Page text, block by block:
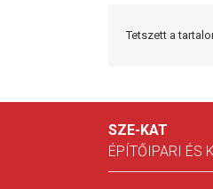
Tetszett a
SZE-KAT
ÉPÍTŐIPARI ÉS